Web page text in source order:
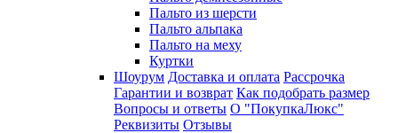
Пальто из шерсти
Пальто альпака
Пальто на меху
Куртки
Шоурум Доставка и оплата Рассрочка
Гарантии и возврат Как подобрать размер
Вопросы и ответы О "ПокупкаЛюкс"
Реквизиты Отзывы